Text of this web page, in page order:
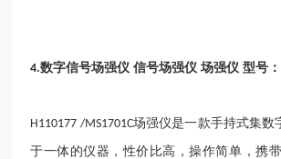
4.数字信号场强仪 信号场强仪 场强仪 型号：
H110177 /MS1701C场强仪是一款手持式集数
于一体的仪器，性价比高，操作简单，携带